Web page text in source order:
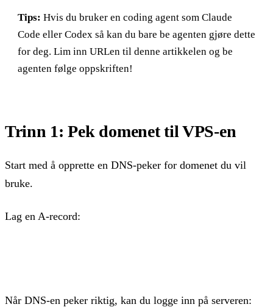
Tips: Hvis du bruker en coding agent som Claude
Code eller Codex så kan du bare be agenten gjøre dette
for deg. Lim inn URLen til denne artikkelen og be
agenten følge oppskriften!
Trinn 1: Pek domenet til VPS-en
Start med å opprette en DNS-peker for domenet du vil
bruke.
Lag en A-record:
Når DNS-en peker riktig, kan du logge inn på serveren: